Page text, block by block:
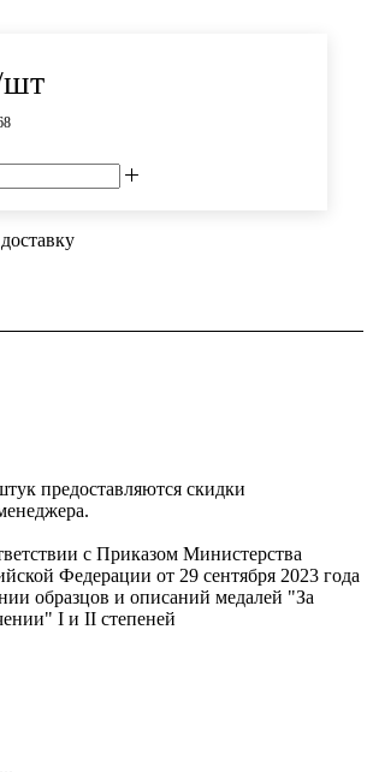
предоставляются скидки
с Приказом Министерства
Федерации от 29 сентября 2023 года
образцов и описаний медалей "За
I и II степеней